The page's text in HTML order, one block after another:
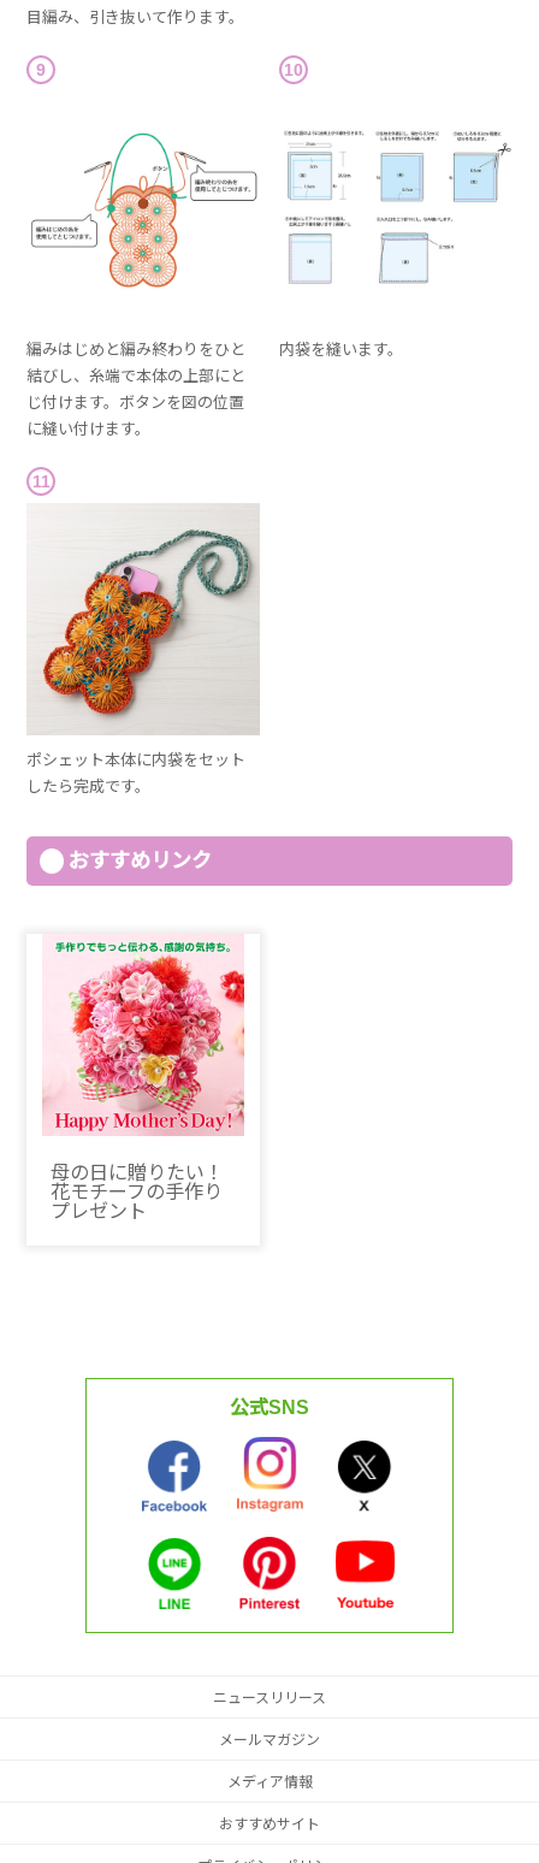
目編み、引き抜いて作ります。
9
編みはじめと編み終わりをひと
結びし、糸端で本体の上部にと
じ付けます。ボタンを図の位置
に縫い付けます。
10
内袋を縫います。
11
ポシェット本体に内袋をセット
したら完成です。
おすすめリンク
母の日に贈りたい！
花モチーフの手作り
プレゼント
公式SNS
ニュースリリース
メールマガジン
メディア情報
おすすめサイト